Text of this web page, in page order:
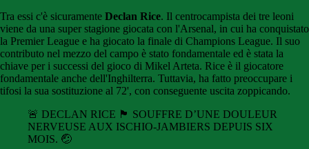
Tra essi c'è sicuramente Declan Rice. Il centrocampista dei tre leoni
viene da una super stagione giocata con l'Arsenal, in cui ha conquistato
la Premier League e ha giocato la finale di Champions League. Il suo
contributo nel mezzo del campo è stato fondamentale ed è stata la
chiave per i successi del gioco di Mikel Arteta. Rice è il giocatore
fondamentale anche dell'Inghilterra. Tuttavia, ha fatto preoccupare i
tifosi la sua sostituzione al 72', con conseguente uscita zoppicando.
🚨 DECLAN RICE 🏴󠁧󠁢󠁥󠁮󠁧󠁿 SOUFFRE D’UNE DOULEUR
NERVEUSE AUX ISCHIO-JAMBIERS DEPUIS SIX
MOIS. 🤕